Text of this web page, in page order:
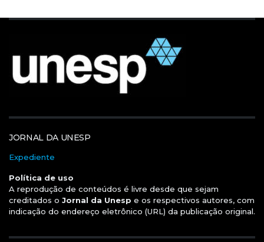
JORNAL DA UNESP
Expediente
Política de uso
A reprodução de conteúdos é livre desde que sejam
creditados o Jornal da Unesp e os respectivos autores, com
indicação do endereço eletrônico (URL) da publicação original.